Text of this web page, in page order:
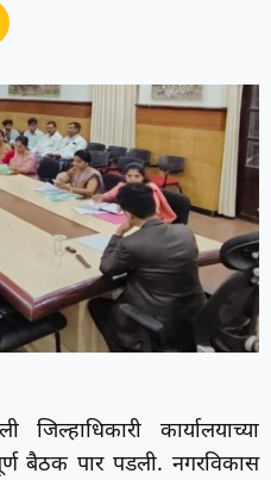
जिल्हाधिकारी कार्यालयाच्या
बैठक पार पडली. नगरविकास